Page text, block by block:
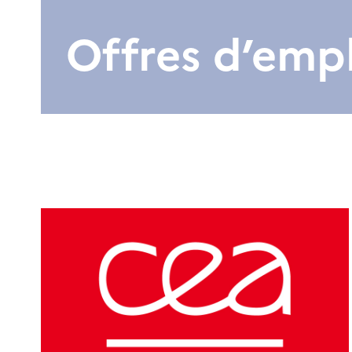
Offres